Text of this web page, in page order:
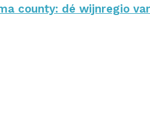
county: dé wijnregio